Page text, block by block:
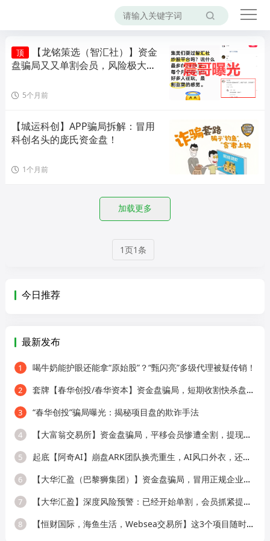
顶
【龙铭策选（智汇社）】资金
盘骗局又又单割会员，风险极大，
5个月前
【城运科创】APP骗局拆解：冒用
科创名头的庞氏资金盘！
1个月前
加载更多
1页1条
今日推荐
最新发布
1 喝牛奶能护眼还能拿“原始股”？“甄闪亮”多级代理被疑传销！
2 套牌【春华创投/春华资本】资金盘骗局，短期收割快杀盘，远离！
3 “春华创投”骗局曝光：揭秘项目盘的欺诈手法
4 【大富翁交易所】资金盘骗局，平移会员惨遭全割，提现直接封号！
5 起底【阿奇AI】崩盘ARK团队换壳重生，AI风口外衣，还是老牌分销套路！
6 【大华汇盈（巴黎狮集团）】资金盘骗局，冒用正规企业名称，大量单割会员，
7 【大华汇盈】深度风险预警：已经开始单割，会员抓紧提现！！！
8 【恒财国际，海鱼生活，Websea交易所】这3个项目随时崩盘跑路，赶快远离！